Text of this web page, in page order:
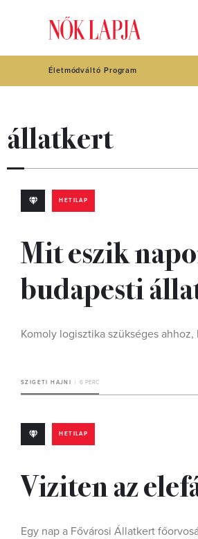
Életmódváltó Program
állatkert
HETILAP
Mit eszik
budapesti
Komoly logisztika szükséges
SZIGETI HAJNI 6 PERC
HETILAP
Viziten az
Egy nap a Fővárosi Állatkert